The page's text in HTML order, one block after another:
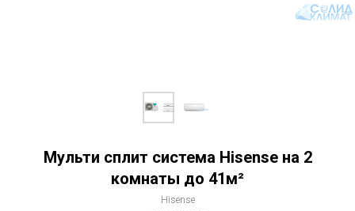
Мульти сплит система Hisense на 2
комнаты до 41м²
Hisense